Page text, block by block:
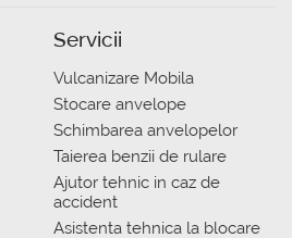
Servicii
Vulcanizare Mobila
Stocare anvelope
Schimbarea anvelopelor
Taierea benzii de rulare
Ajutor tehnic in caz de
accident
Asistenta tehnica la blocare